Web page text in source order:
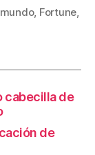
, Fortune
cabecilla de
de